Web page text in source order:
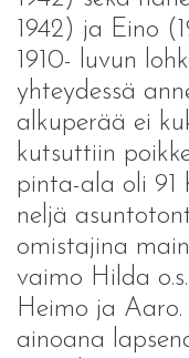
1942) ja Eino
1910- luvun
yhteydessä
alkuperää ei
kutsuttiin
pinta-ala oli 91
neljä
omistajina
vaimo Hilda
Heimo ja
ainoana